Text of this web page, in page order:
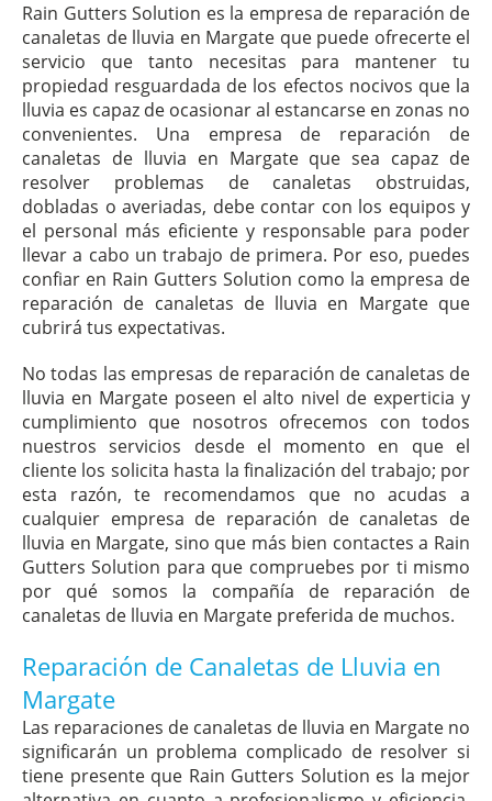
Rain Gutters Solution es la empresa de reparación de
canaletas de lluvia en Margate que puede ofrecerte el
servicio que tanto necesitas para mantener tu
propiedad resguardada de los efectos nocivos que la
lluvia es capaz de ocasionar al estancarse en zonas no
convenientes. Una empresa de reparación de
canaletas de lluvia en Margate que sea capaz de
resolver problemas de canaletas obstruidas,
dobladas o averiadas, debe contar con los equipos y
el personal más eficiente y responsable para poder
llevar a cabo un trabajo de primera. Por eso, puedes
confiar en Rain Gutters Solution como la empresa de
reparación de canaletas de lluvia en Margate que
cubrirá tus expectativas.
No todas las empresas de reparación de canaletas de
lluvia en Margate poseen el alto nivel de experticia y
cumplimiento que nosotros ofrecemos con todos
nuestros servicios desde el momento en que el
cliente los solicita hasta la finalización del trabajo; por
esta razón, te recomendamos que no acudas a
cualquier empresa de reparación de canaletas de
lluvia en Margate, sino que más bien contactes a Rain
Gutters Solution para que compruebes por ti mismo
por qué somos la compañía de reparación de
canaletas de lluvia en Margate preferida de muchos.
Reparación de Canaletas de Lluvia en
Margate
Las reparaciones de canaletas de lluvia en Margate no
significarán un problema complicado de resolver si
tiene presente que Rain Gutters Solution es la mejor